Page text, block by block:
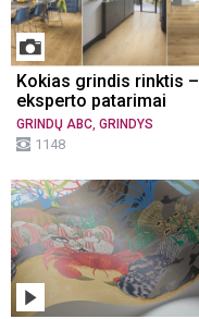
Kokias grindis rinktis –
eksperto patarimai
GRINDŲ ABC, GRINDYS
1148